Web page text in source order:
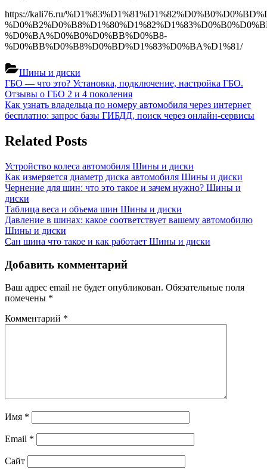
https://kali76.ru/
%D0%BA%D0%B0%D0%BB%D0%B8-
%D0%BB%D0%B8%D0%BD%D1%83%D0%BA%D1%81/
Шины и диски
Навигация
по
записям
Previous
Post:
ГБО — что это? Установка, подключение, настройка ГБО.
Отзывы о ГБО 2 и 4 поколения
Next
Post:
Как узнать владельца по номеру автомобиля через интернет
бесплатно: запрос базы ГИБДД, поиск через онлайн-сервисы
Related Posts
Устройство колеса автомобиля Шины и диски
Как измеряется диаметр диска автомобиля Шины и диски
Чернение для шин: что это такое и зачем нужно? Шины и
диски
Таблица веса и объема шин Шины и диски
Давление в шинах: какое соответствует вашему автомобилю
Шины и диски
Сан шина что такое и как работает Шины и диски
Добавить комментарий
Ваш адрес email не будет опубликован. Обязательные поля
помечены *
Комментарий *
Имя *
Email *
Сайт